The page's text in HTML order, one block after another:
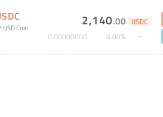
USD Coin 2,140.00 USDC
0.00000000 0.00%